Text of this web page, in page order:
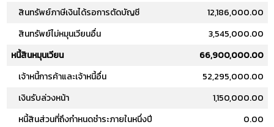
สินทรัพย์ภาษีเงินได้รอการตัดบัญชี
12,186,000.00
สินทรัพย์ไม่หมุนเวียนอื่น
3,545,000.00
หนี้สินหมุนเวียน
66,900,000.00
เจ้าหนี้การค้าและเจ้าหนี้อื่น
52,295,000.00
เงินรับล่วงหน้า
1,150,000.00
หนี้สินส่วนที่ถึงกำหนดชำระภายในหนึ่งปี
0.00